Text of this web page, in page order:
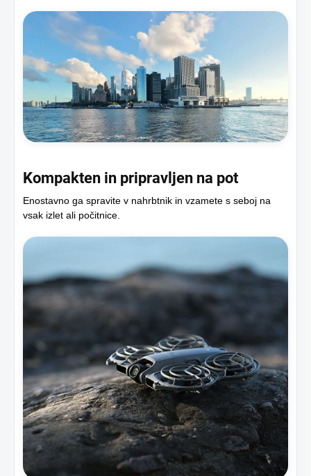
Kompakten in pripravljen na pot
Enostavno ga spravite v nahrbtnik in vzamete s seboj na
vsak izlet ali počitnice.